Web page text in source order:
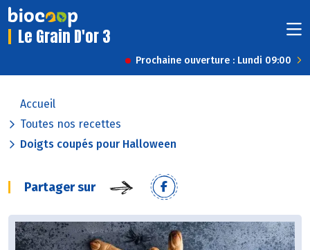
Le Grain D'or 3
Prochaine ouverture : Lundi 09:00
Accueil
Toutes nos recettes
Doigts coupés pour Halloween
Partager sur